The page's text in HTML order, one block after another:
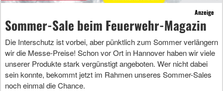
Anzeige
Sommer-Sale beim Feuerwehr-Magazin
Die Interschutz ist vorbei, aber pünktlich zum Sommer verlängern
wir die Messe-Preise! Schon vor Ort in Hannover haben wir viele
unserer Produkte stark vergünstigt angeboten. Wer nicht dabei
sein konnte, bekommt jetzt im Rahmen unseres Sommer-Sales
noch einmal die Chance.